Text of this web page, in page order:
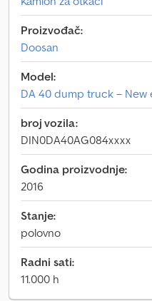
Proizvođač:
Doosan
Model:
DA 40 dump truck – New
broj vozila:
DIN0DA40AG084xxxx
Godina proizvodnje:
2016
Stanje:
polovno
Radni sati:
11.000 h